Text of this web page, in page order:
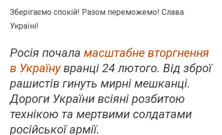
Зберігаємо спокій! Разом переможемо! Слава
Україні!
Росія почала масштабне вторгнення
в Українувранці 24 лютого. Від зброї
рашистів гинуть мирні мешканці.
Дороги України всіяні розбитою
технікою та мертвими солдатами
російської армії.